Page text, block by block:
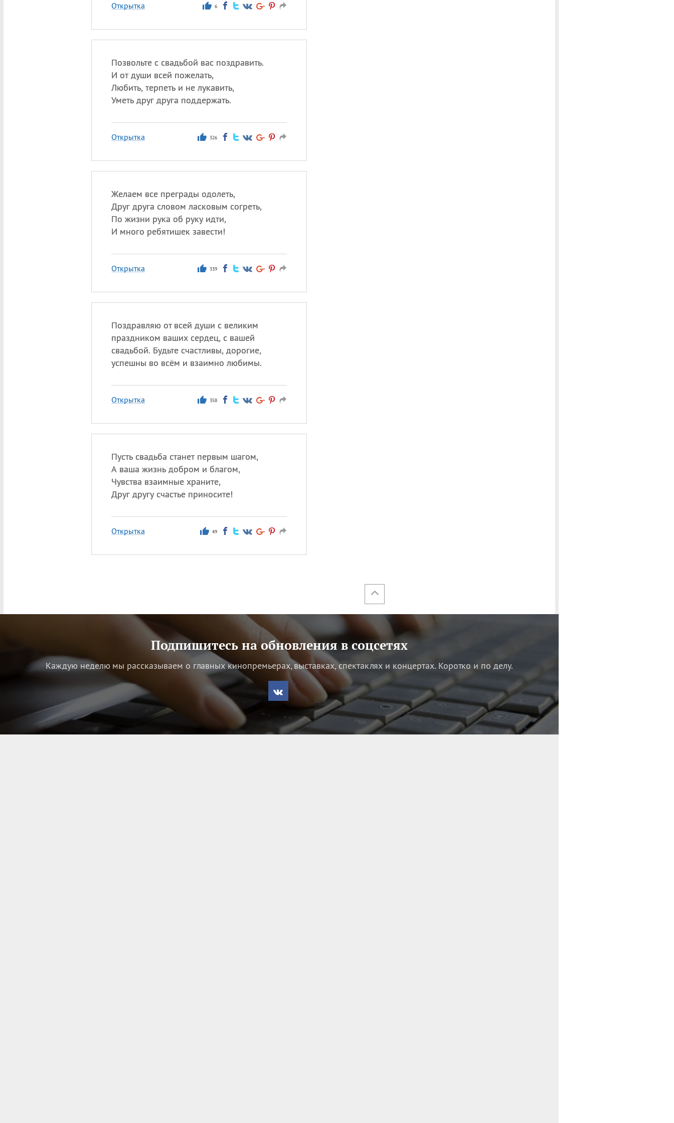
Открытка 6
Позвольте с свадьбой вас поздравить.
И от души всей пожелать,
Любить, терпеть и не лукавить,
Уметь друг друга поддержать.
Открытка 326
Желаем все преграды одолеть,
Друг друга словом ласковым согреть,
По жизни рука об руку идти,
И много ребятишек завести!
Открытка 339
Поздравляю от всей души с великим
праздником ваших сердец, с вашей
свадьбой. Будьте счастливы, дорогие,
успешны во всём и взаимно любимы.
Открытка 358
Пусть свадьба станет первым шагом,
А ваша жизнь добром и благом,
Чувства взаимные храните,
Друг другу счастье приносите!
Открытка 49
Подпишитесь на обновления в соцсетях
Каждую неделю мы рассказываем о главных кинопремьерах, выставках, спектаклях и концертах. Коротко и по делу.